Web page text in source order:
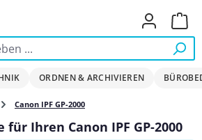
ORDNEN & ARCHIVIEREN
Canon IPF GP-2000
Ihren Canon IPF GP-2000